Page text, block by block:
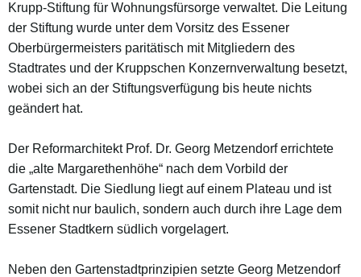
Krupp-Stiftung für Wohnungsfürsorge verwaltet. Die Leitung
der Stiftung wurde unter dem Vorsitz des Essener
Oberbürgermeisters paritätisch mit Mitgliedern des
Stadtrates und der Kruppschen Konzernverwaltung besetzt,
wobei sich an der Stiftungsverfügung bis heute nichts
geändert hat.
Der Reformarchitekt Prof. Dr. Georg Metzendorf errichtete
die „alte Margarethenhöhe“ nach dem Vorbild der
Gartenstadt. Die Siedlung liegt auf einem Plateau und ist
somit nicht nur baulich, sondern auch durch ihre Lage dem
Essener Stadtkern südlich vorgelagert.
Neben den Gartenstadtprinzipien setzte Georg Metzendorf